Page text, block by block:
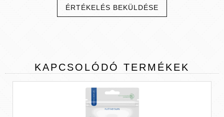
ÉRTÉKELÉS BEKÜLDÉSE
KAPCSOLÓDÓ TERMÉKEK